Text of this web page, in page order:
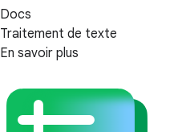
Docs
Traitement de texte
En savoir plus